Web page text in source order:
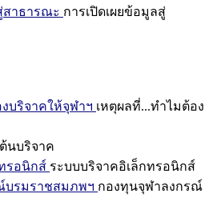
สาธารณะ การเปิดเผยข้อมูลสู่
บริจาคให้จุฬาฯ เหตุผลที่...ทำไมต้อง
นบริจาค
รอนิกส์ ระบบบริจาคอิเล็กทรอนิกส์
บรมราชสมภพฯ กองทุนจุฬาลงกรณ์